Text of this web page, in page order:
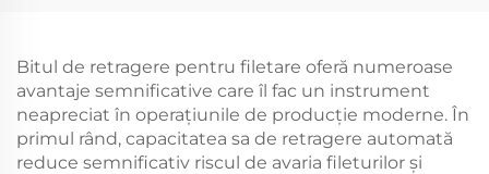
Bitul de retragere pentru filetare oferă numeroase
avantaje semnificative care îl fac un instrument
neapreciat în operațiunile de producție moderne. În
primul rând, capacitatea sa de retragere automată
reduce semnificativ riscul de avaria fileturilor și